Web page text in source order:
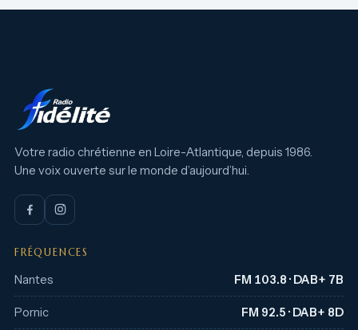
Votre radio chrétienne en Loire-Atlantique, depuis 1986.
Une voix ouverte sur le monde d’aujourd’hui.
FRÉQUENCES
Nantes FM 103.8 · DAB+ 7B
Pornic FM 92.5 · DAB+ 8D